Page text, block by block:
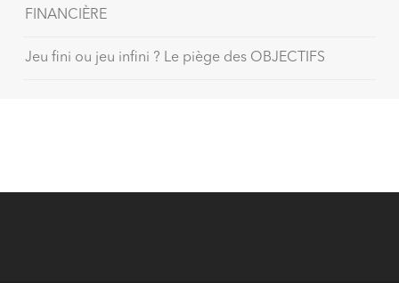
FINANCIÈRE
Jeu fini ou jeu infini ? Le piège des OBJECTIFS